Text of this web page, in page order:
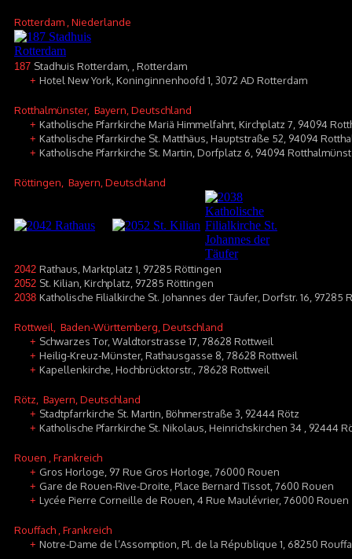
Rotterdam , Niederlande
187 Stadhuis Rotterdam, , Rotterdam
+ Hotel New York, Koninginnenhoofd 1, 3072 AD Rotterdam
Rotthalmünster, Bayern, Deutschland
+ Katholische Pfarrkirche Mariä Himmelfahrt, Kirchplatz 7, 94094
+ Katholische Pfarrkirche St. Matthäus, Hauptstraße 52, 94094
+ Katholische Pfarrkirche St. Martin, Dorfplatz 6, 94094
Röttingen , Bayern, Deutschland
2042 Rathaus, Marktplatz 1, 97285 Röttingen
2052 St. Kilian, Kirchplatz, 97285 Röttingen
2038 Katholische Filialkirche St. Johannes der Täufer, Dorfstr. 16, 97285
Rottweil , Baden-Württemberg, Deutschland
+ Schwarzes Tor, Waldtorstrasse 17, 78628 Rottweil
+ Heilig-Kreuz-Münster, Rathausgasse 8, 78628 Rottweil
+ Kapellenkirche, Hochbrücktorstr., 78628 Rottweil
Rötz , Bayern, Deutschland
+ Stadtpfarrkirche St. Martin, Böhmerstraße 3, 92444 Rötz
+ Katholische Pfarrkirche St. Nikolaus, Heinrichskirchen 34 , 92444
Rouen , Frankreich
+ Gros Horloge, 97 Rue Gros Horloge, 76000 Rouen
+ Gare de Rouen-Rive-Droite, Place Bernard Tissot, 7600 Rouen
+ Lycée Pierre Corneille de Rouen, 4 Rue Maulévrier, 76000 Rouen
Rouffach , Frankreich
+ Notre-Dame de l’Assomption, Pl. de la République 1, 68250